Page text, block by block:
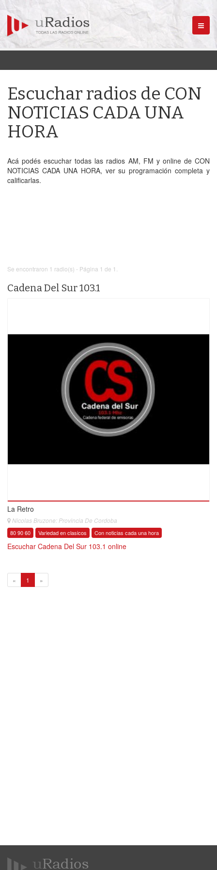
Menú
Escuchar radios de CON
NOTICIAS CADA UNA
HORA
Acá podés escuchar todas las radios AM, FM y online de CON
NOTICIAS CADA UNA HORA, ver su programación completa y
calificarlas.
Se encontraron 1 radio(s) - Página 1 de 1.
Cadena Del Sur 103.1
La Retro
Nicolas Bruzone: Provincia De Cordoba
80 90 60 Variedad en clasicos Con noticias cada una hora
Escuchar Cadena Del Sur 103.1 online
« 1 »